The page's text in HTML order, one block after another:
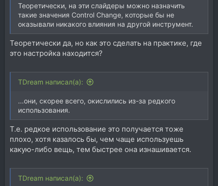
Теоретически, на эти слайдеры можно назначить
такие значения Control Change, которые бы не
оказывали никакого влияния на другой инструмент.
Теоретически да, но как это сделать на практике, где
это настройка находится?
TDream написал(а):
...они, скорее всего, окислились из-за редкого
использования.
Т.е. редкое использование это получается тоже
плохо, хотя казалось бы, чем чаще используешь
какую-либо вещь, тем быстрее она изнашивается.
TDream написал(а):